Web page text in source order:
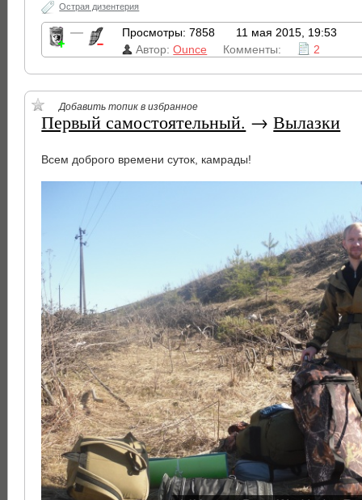
Острая дизентерия
— Просмотры: 7858
11 мая 2015, 19:53
Автор:Ounce Комменты: 2
Добавить топик в избранное
Первый самостоятельный. →Вылазки
Всем доброго времени суток, камрады!